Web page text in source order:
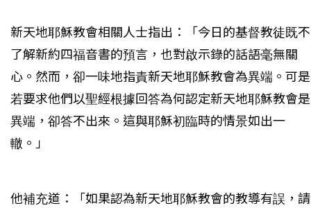
新天地耶穌教會相關人士指出：「今日的基督教徒既不
了解新約四福音書的預言，也對啟示錄的話語毫無關
心。然而，卻一味地指責新天地耶穌教會為異端。可是
若要求他們以聖經根據回答為何認定新天地耶穌教會是
異端，卻答不出來。這與耶穌初臨時的情景如出一
轍。」
他補充道：「如果認為新天地耶穌教會的教導有誤，請